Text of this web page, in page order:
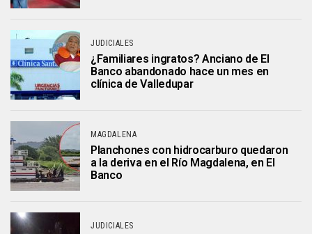
JUDICIALES
¿Familiares ingratos? Anciano de El
Banco abandonado hace un mes en
clínica de Valledupar
MAGDALENA
Planchones con hidrocarburo quedaron
a la deriva en el Río Magdalena, en El
Banco
JUDICIALES